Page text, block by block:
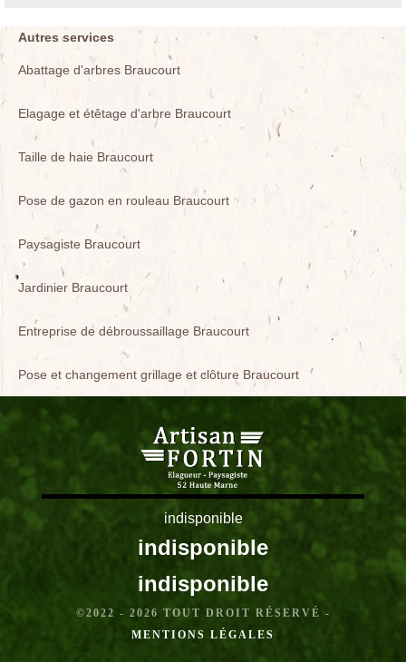
Autres services
Abattage d'arbres Braucourt
Elagage et étêtage d'arbre Braucourt
Taille de haie Braucourt
Pose de gazon en rouleau Braucourt
Paysagiste Braucourt
Jardinier Braucourt
Entreprise de débroussaillage Braucourt
Pose et changement grillage et clôture Braucourt
indisponible
indisponible
indisponible
©2022 - 2026 TOUT DROIT RÉSERVÉ -
MENTIONS LÉGALES